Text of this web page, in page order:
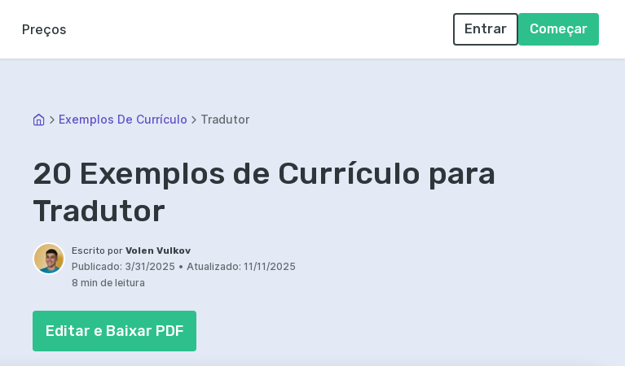
Preços Entrar Começar
Exemplos De Currículo Tradutor
20 Exemplos de Currículo para
Tradutor
Escrito porVolen Vulkov
Publicado: 3/31/2025 • Atualizado: 11/11/2025
8 min de leitura
Editar e Baixar PDF